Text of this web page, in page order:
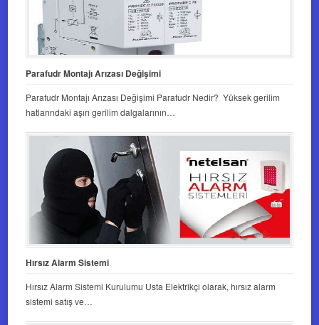
Parafudr Montajı Arızası Değişimi
Parafudr Montajı Arızası Değişimi Parafudr Nedir? Yüksek gerilim
hatlarındaki aşırı gerilim dalgalarının…
Hırsız Alarm Sistemi
Hırsız Alarm Sistemi Kurulumu Usta Elektrikçi olarak, hırsız alarm
sistemi satış ve…